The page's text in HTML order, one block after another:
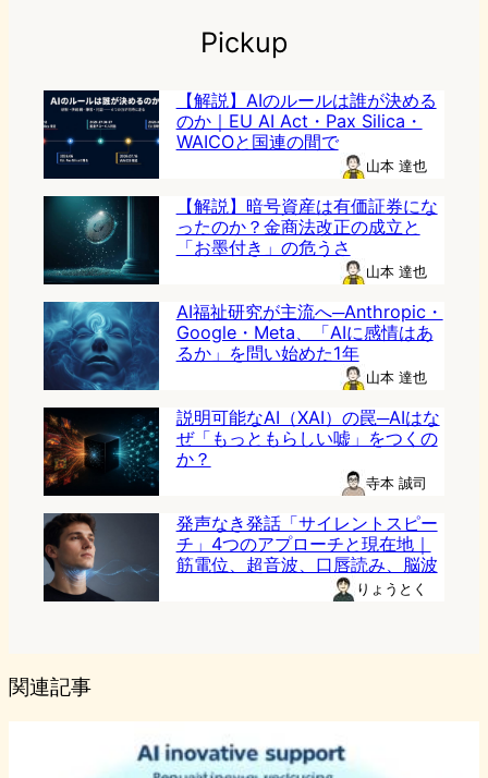
Pickup
【解説】AIのルールは誰が決める
のか｜EU AI Act・Pax Silica・
WAICOと国連の間で
山本 達也
【解説】暗号資産は有価証券にな
ったのか？金商法改正の成立と
「お墨付き」の危うさ
山本 達也
AI福祉研究が主流へ─Anthropic・
Google・Meta、「AIに感情はあ
るか」を問い始めた1年
山本 達也
説明可能なAI（XAI）の罠─AIはな
ぜ「もっともらしい嘘」をつくの
か？
寺本 誠司
発声なき発話「サイレントスピー
チ」4つのアプローチと現在地｜
筋電位、超音波、口唇読み、脳波
りょうとく
関連記事